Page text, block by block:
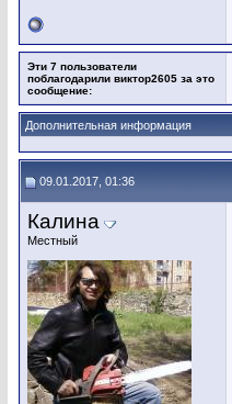
Эти 7 пользователи
поблагодарили виктор2605 за это
сообщение:
Дополнительная информация
09.01.2017, 01:36
Калина
Местный